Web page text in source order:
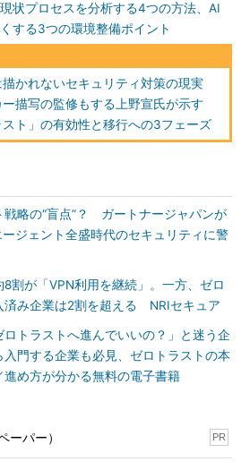
状プロセスを分析する4つの方法、AI
する3つの環境整備ポイント
描かれないセキュリティ対策の現実
描写の監修もする上野宣氏が示す
スト」の有効性と移行への3フェーズ
戦略の“盲点”？ ガートナージャパンが
ジェント全盛時代のセキュリティに警
8割が「VPN利用を継続」。一方、ゼロ
済み企業は2割を超える NRIセキュア
ロトラストへ進んでいいの？」と迷う企
入門する企業も必見、ゼロトラストの本
進め方が分かる無料の電子書籍
ーパー） PR